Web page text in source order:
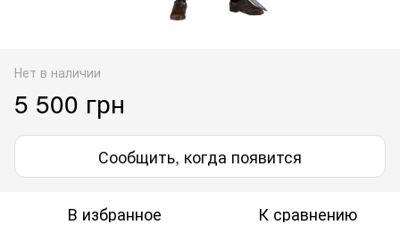
Нет в наличии
5 500 грн
Сообщить, когда появится
В избранное К сравнению